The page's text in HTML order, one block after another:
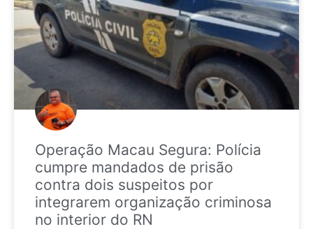
Operação Macau Segura: Polícia
cumpre mandados de prisão
contra dois suspeitos por
integrarem organização criminosa
no interior do RN